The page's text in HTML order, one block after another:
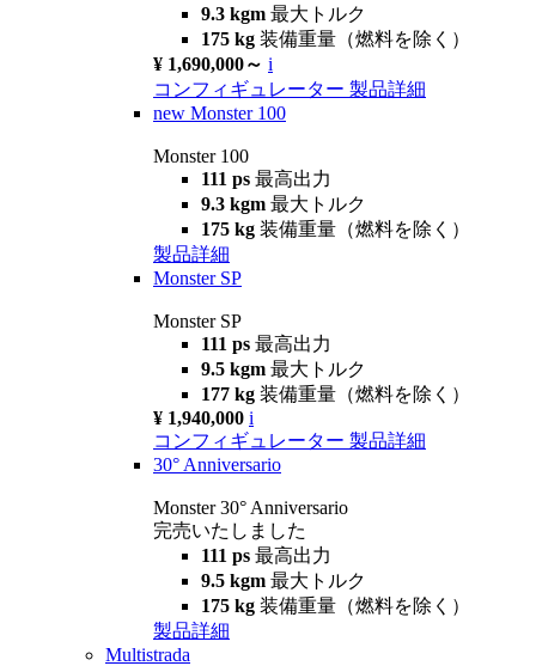
9.3 kgm 最大トルク
175 kg 装備重量（燃料を除く）
¥ 1,690,000～ i
コンフィギュレーター 製品詳細
new Monster 100
Monster 100
111 ps 最高出力
9.3 kgm 最大トルク
175 kg 装備重量（燃料を除く）
製品詳細
Monster SP
Monster SP
111 ps 最高出力
9.5 kgm 最大トルク
177 kg 装備重量（燃料を除く）
¥ 1,940,000 i
コンフィギュレーター 製品詳細
30° Anniversario
Monster 30° Anniversario
完売いたしました
111 ps 最高出力
9.5 kgm 最大トルク
175 kg 装備重量（燃料を除く）
製品詳細
Multistrada